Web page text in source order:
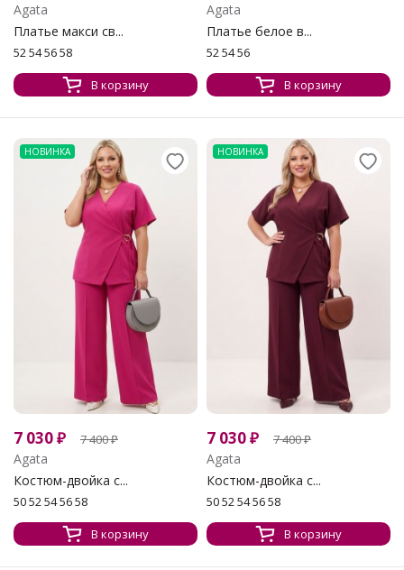
Agata
Платье макси св...
52 54 56 58
В корзину
Agata
Платье белое в...
52 54 56
В корзину
НОВИНКА
7 030₽ 7 400₽
Agata
Костюм-двойка с...
50 52 54 56 58
В корзину
НОВИНКА
7 030₽ 7 400₽
Agata
Костюм-двойка с...
50 52 54 56 58
В корзину